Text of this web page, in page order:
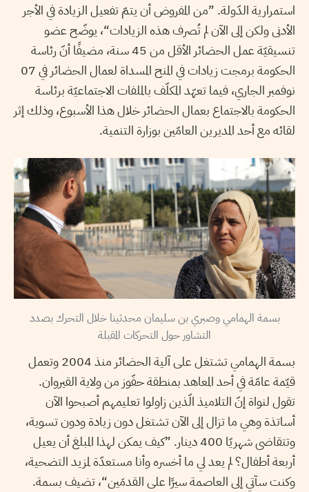
استمرارية الدّولة. ”من المفروض أن يتمّ تفعيل الزيادة في الأجر
الأدنى ولكن إلى الآن لم تُصرف هذه الزيادات“، يوضّح عضو
تنسيقيّة عمل الحضائر الأقل من 45 سنة، مضيفًا أنّ رئاسة
الحكومة برمجت زيادات في المنح المسداة لعمال الحضائر في 07
نوفمبر الجاري، فيما تعهّد المكلّف بالملفات الاجتماعيّة برئاسة
الحكومة بالاجتماع بعمال الحضائر خلال هذا الأسبوع، وذلك إثر
لقائه مع أحد المديرين العامّين بوزارة التنمية.
بسمة الهمامي وصبري بن سليمان محدثينا خلال التحرك بصدد
التشاور حول التحركات المقبلة
بسمة الهمامي تشتغل على آلية الحضائر منذ 2004 وتعمل
قيّمة عامّة في أحد المعاهد بمنطقة حفّوز من ولاية القيروان.
تقول لنواة إنّ التلاميذ الّذين زاولوا تعليمهم أصبحوا الآن
أساتذة وهي ما تزال إلى الآن تشتغل دون زيادة ودون تسوية،
وتتقاضى شهريّا 400 دينار. ”كيف يمكن لهذا المبلغ أن يعيل
أربعة أطفال؟ لم يعد لي ما أخسره وأنا مستعدّة لمزيد التضحية،
وكنت سآتي إلى العاصمة سيرًا على القدمَين“، تضيف بسمة.